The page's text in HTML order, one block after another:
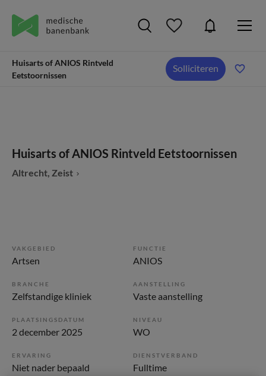
Huisarts of ANIOS Rintveld
Eetstoornissen
Solliciteren
Huisarts of ANIOS Rintveld Eetstoornissen
Altrecht, Zeist
VAKGEBIED
Artsen
FUNCTIE
ANIOS
BRANCHE
Zelfstandige kliniek
AANSTELLING
Vaste aanstelling
PLAATSINGSDATUM
2 december 2025
NIVEAU
WO
ERVARING
Niet nader bepaald
DIENSTVERBAND
Fulltime